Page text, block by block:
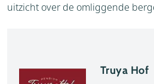
uitzicht over de omliggende
Truya Hof